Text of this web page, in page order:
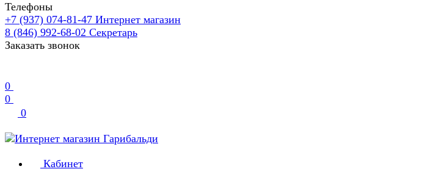
Телефоны
+7 (937) 074-81-47 Интернет магазин
8 (846) 992-68-02 Секретарь
Заказать звонок
0
0
0
Кабинет